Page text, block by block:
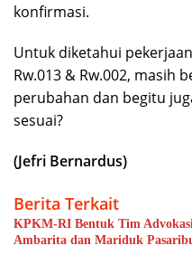
konfirmasi.
Untuk diketahui
Rw.013 & Rw.002, masih
perubahan dan begitu
sesuai?
(Jefri Bernardus)
Berita Terkait
KPKM-RI Bentuk Tim
Ambarita dan Mariduk